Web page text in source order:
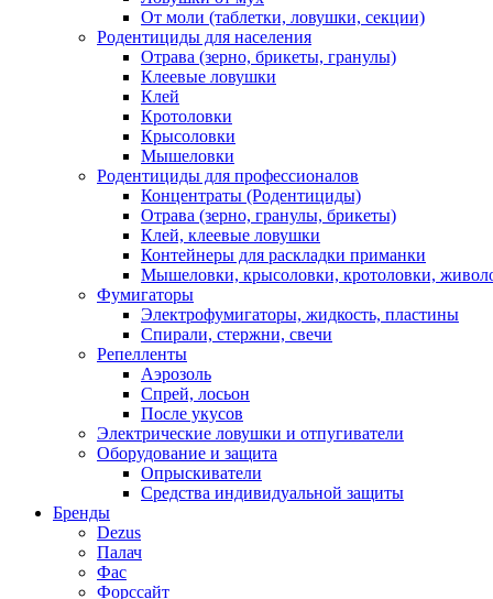
От моли (таблетки, ловушки, секции)
Родентициды для населения
Отрава (зерно, брикеты, гранулы)
Клеевые ловушки
Клей
Кротоловки
Крысоловки
Мышеловки
Родентициды для профессионалов
Концентраты (Родентициды)
Отрава (зерно, гранулы, брикеты)
Клей, клеевые ловушки
Контейнеры для раскладки приманки
Мышеловки, крысоловки, кротоловки,
Фумигаторы
Электрофумигаторы, жидкость, пластины
Спирали, стержни, свечи
Репелленты
Аэрозоль
Спрей, лосьон
После укусов
Электрические ловушки и отпугиватели
Оборудование и защита
Опрыскиватели
Средства индивидуальной защиты
Бренды
Dezus
Палач
Фас
Форcсайт